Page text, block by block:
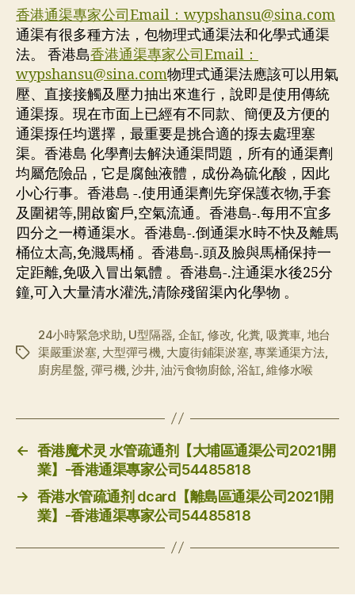
香港通渠專家公司Email： wypshansu@sina.com
通渠有很多種方法，包物理式通渠法和化學式通渠
法。 香港島香港通渠專家公司Email：
wypshansu@sina.com物理式通渠法應該可以用氣
壓、直接接觸及壓力抽出來進行，說即是使用傳統
通渠揼。現在市面上已經有不同款、簡便及方便的
通渠揼任均選擇，最重要是挑合適的揼去處理塞
渠。香港島 化學劑去解決通渠問題，所有的通渠劑
均屬危險品，它是腐蝕液體，成份為硫化酸，因此
小心行事。香港島 -.使用通渠劑先穿保護衣物,手套
及圍裙等,開啟窗戶,空氣流通。香港島-.每用不宜多
四分之一樽通渠水。香港島-.倒通渠水時不快及離馬
桶位太高,免濺馬桶 。香港島-.頭及臉與馬桶保持一
定距離,免吸入冒出氣體 。香港島-.注通渠水後25分
鐘,可入大量清水灌洗,清除殘留渠內化學物 。
标
24小時緊急求助 U型隔器 企缸 修改 化糞 吸糞車 地台
渠嚴重淤塞, 大型彈弓機, 大廈街鋪渠淤塞,專業通渠方法,
廚房星盤 彈弓機,沙井,油污食物廚餘 ,浴缸 ,維修水喉
← 香港魔术灵 水管疏通剂【大埔區通渠公司2021開
業】-香港通渠專家公司54485818
→ 香港水管疏通剂 dcard【離島區通渠公司2021開
業】-香港通渠專家公司54485818